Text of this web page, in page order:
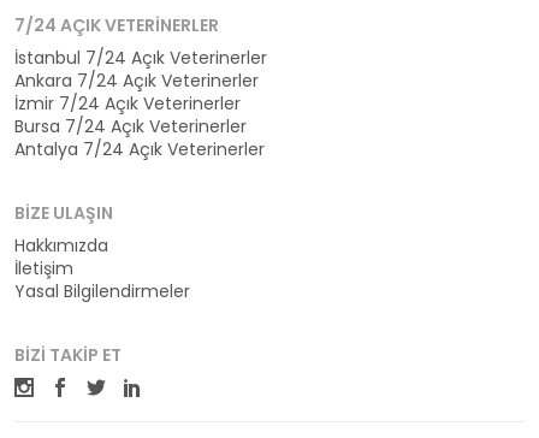
7/24 AÇIK VETERINERLER
İstanbul 7/24 Açık Veterinerler
Ankara 7/24 Açık Veterinerler
İzmir 7/24 Açık Veterinerler
Bursa 7/24 Açık Veterinerler
Antalya 7/24 Açık Veterinerler
BIZE ULAŞIN
Hakkımızda
İletişim
Yasal Bilgilendirmeler
BIZI TAKIP ET